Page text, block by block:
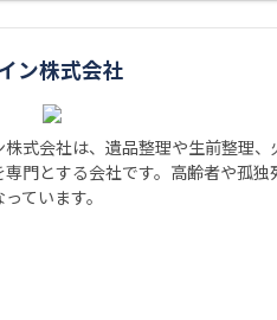
ン株式会社
株式会社は、遺品整理や生前整理
門とする会社です。高齢者や孤
ています。